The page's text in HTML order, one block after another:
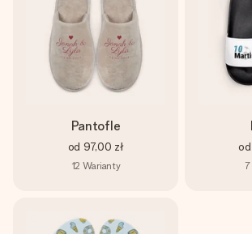
imieniem, swoim zdjęciem lub
poruszy serce. Bez problemu, po prostu
tę chwilę.
Pantofle
od 97,00 zł
12 Warianty
od
7